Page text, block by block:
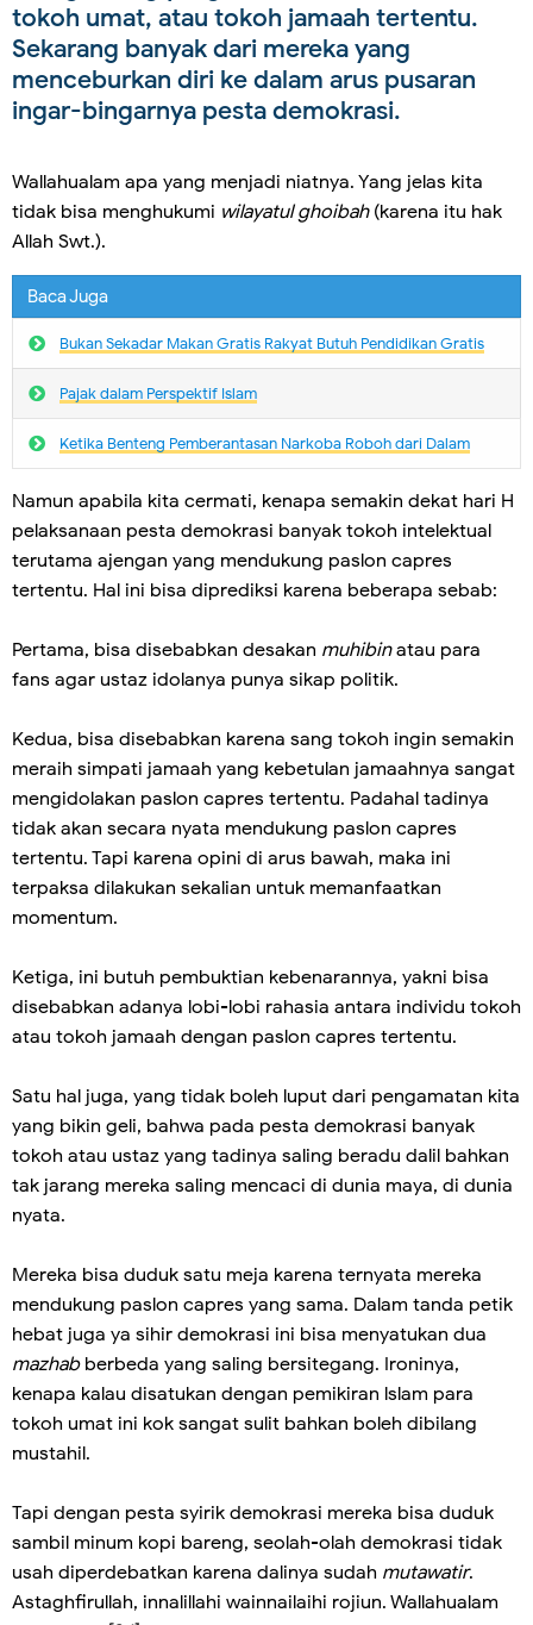
tokoh umat, atau tokoh jamaah tertentu.
Sekarang banyak dari mereka yang
menceburkan diri ke dalam arus pusaran
ingar-bingarnya pesta demokrasi.
Wallahualam apa yang menjadi niatnya. Yang jelas kita
tidak bisa menghukumi wilayatul ghoibah(karena itu hak
Allah Swt.).
Baca Juga
Bukan Sekadar Makan Gratis Rakyat Butuh Pendidikan Gratis
Pajak dalam Perspektif Islam
Ketika Benteng Pemberantasan Narkoba Roboh dari Dalam
Namun apabila kita cermati, kenapa semakin dekat hari H
pelaksanaan pesta demokrasi banyak tokoh intelektual
terutama ajengan yang mendukung paslon capres
tertentu. Hal ini bisa diprediksi karena beberapa sebab:
Pertama, bisa disebabkan desakan muhibinatau para
fans agar ustaz idolanya punya sikap politik.
Kedua, bisa disebabkan karena sang tokoh ingin semakin
meraih simpati jamaah yang kebetulan jamaahnya sangat
mengidolakan paslon capres tertentu. Padahal tadinya
tidak akan secara nyata mendukung paslon capres
tertentu. Tapi karena opini di arus bawah, maka ini
terpaksa dilakukan sekalian untuk memanfaatkan
momentum.
Ketiga, ini butuh pembuktian kebenarannya, yakni bisa
disebabkan adanya lobi-lobi rahasia antara individu tokoh
atau tokoh jamaah dengan paslon capres tertentu.
Satu hal juga, yang tidak boleh luput dari pengamatan kita
yang bikin geli, bahwa pada pesta demokrasi banyak
tokoh atau ustaz yang tadinya saling beradu dalil bahkan
tak jarang mereka saling mencaci di dunia maya, di dunia
nyata.
Mereka bisa duduk satu meja karena ternyata mereka
mendukung paslon capres yang sama. Dalam tanda petik
hebat juga ya sihir demokrasi ini bisa menyatukan dua
mazhabberbeda yang saling bersitegang. Ironinya,
kenapa kalau disatukan dengan pemikiran lslam para
tokoh umat ini kok sangat sulit bahkan boleh dibilang
mustahil.
Tapi dengan pesta syirik demokrasi mereka bisa duduk
sambil minum kopi bareng, seolah-olah demokrasi tidak
usah diperdebatkan karena dalinya sudah mutawatir.
Astaghfirullah, innalillahi wainnailaihi rojiun. Wallahualam